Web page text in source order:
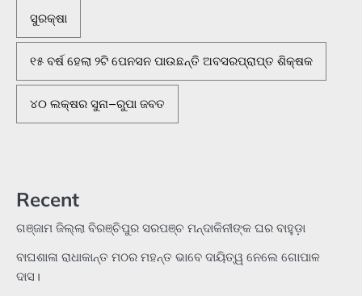
ସୁରକ୍ଷା
୧୫ ବର୍ଷ ହେଲା ୨ଟି ପେନସନ ପାଉଛନ୍ତି ଅବସରପ୍ରାପ୍ତ ଶିକ୍ଷକ
୪୦ ଲକ୍ଷର ସୁନା–ରୁପା ଜବତ
Recent
ଗଞ୍ଜାମ ଜିଲ୍ଲା ବିରଞ୍ଚିପୁର ସରପଞ୍ଚ ମନ୍ଦାକିନୀଙ୍କ ଘର ବାହୁଡ଼ା
ବାଘଶାଳା ରାଧାକାନ୍ତ ମଠର ମହନ୍ତ ଭାବେ ଦାୟିତ୍ୱ ନେଲେ ଗୋପାଳ
ଦାସ।